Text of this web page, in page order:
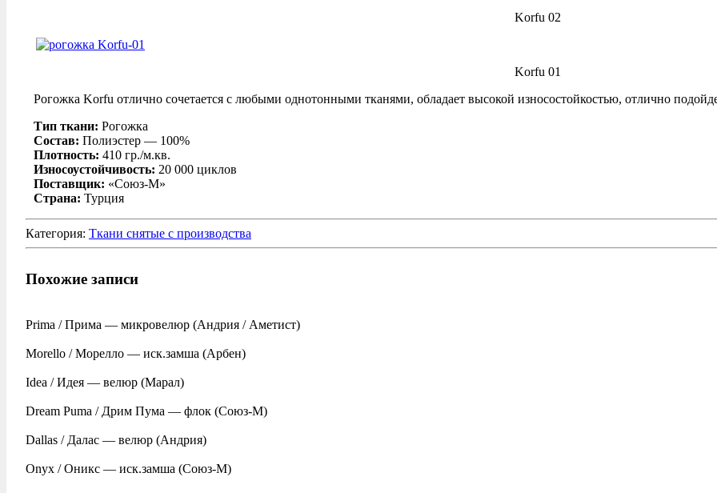
Korfu 02
Korfu 01
Рогожка Korfu отлично сочетается с любыми однотонными тканями, обладает высокой износостойкостью, отлично
Тип ткани: Рогожка
Состав: Полиэстер — 100%
Плотность: 410 гр./м.кв.
Износоустойчивость: 20 000 циклов
Поставщик: «Союз-М»
Страна: Турция
Категория: Ткани снятые с производства
Похожие записи
Prima / Прима — микровелюр (Андрия / Аметист)
Morello / Морелло — иск.замша (Арбен)
Idea / Идея — велюр (Марал)
Dream Puma / Дрим Пума — флок (Союз-М)
Dallas / Далас — велюр (Андрия)
Onyx / Оникс — иск.замша (Союз-М)